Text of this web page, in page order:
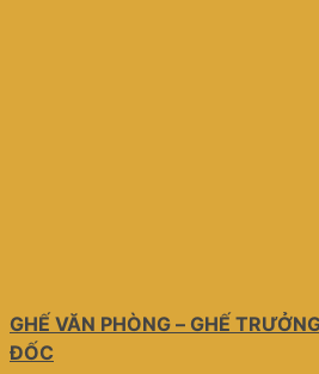
GHẾ VĂN PHÒNG – GHẾ
ĐỐC